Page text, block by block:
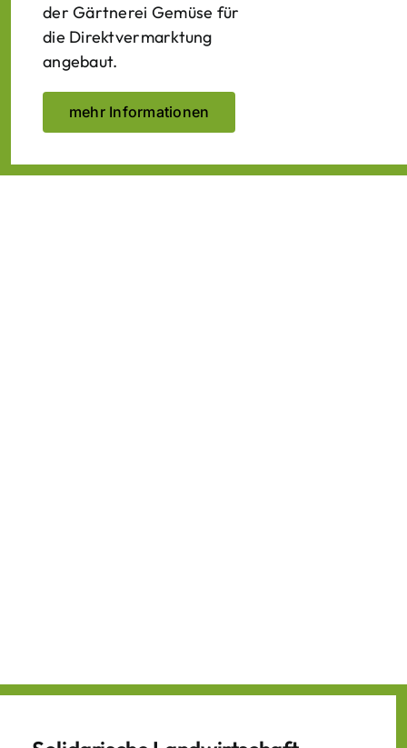
der Gärtnerei Gemüse für
die Direktvermarktung
angebaut.
mehr Informationen